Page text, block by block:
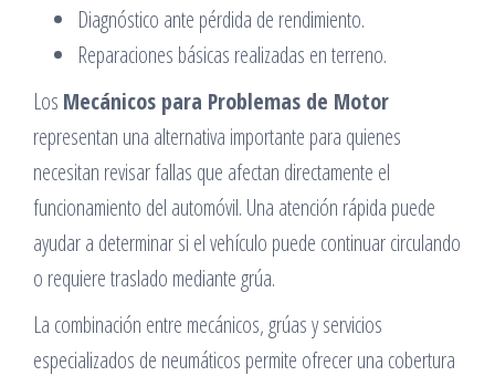
Diagnóstico ante pérdida de rendimiento.
Reparaciones básicas realizadas en terreno.
Los Mecánicos para Problemas de Motor
representan una alternativa importante para quienes
necesitan revisar fallas que afectan directamente el
funcionamiento del automóvil. Una atención rápida puede
ayudar a determinar si el vehículo puede continuar circulando
o requiere traslado mediante grúa.
La combinación entre mecánicos, grúas y servicios
especializados de neumáticos permite ofrecer una cobertura